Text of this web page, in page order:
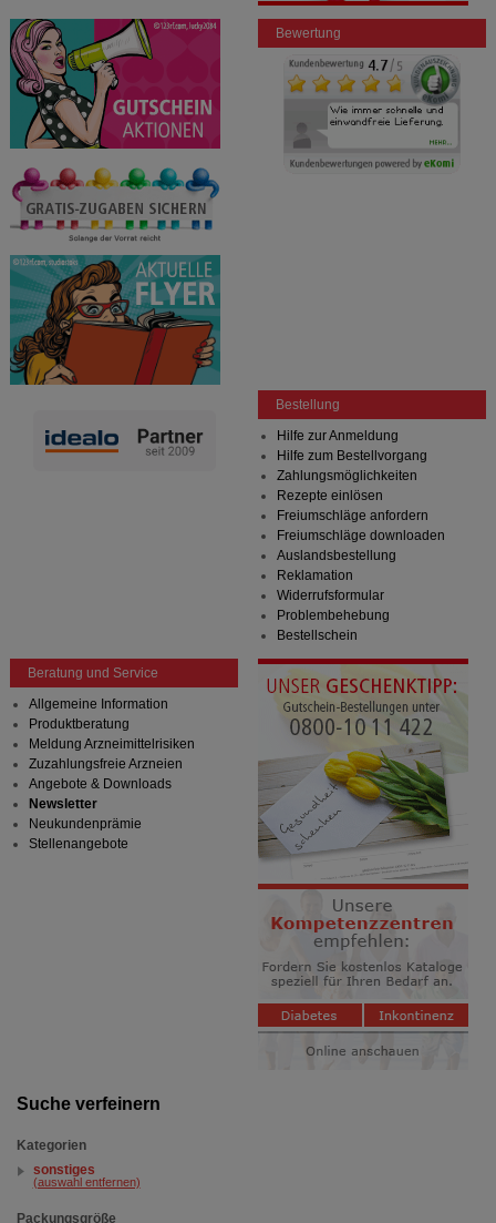
Suche verfeinern
Kategorien
sonstiges
(auswahl entfernen)
Packungsgröße
Bewertung
Bestellung
Hilfe zur Anmeldung
Hilfe zum Bestellvorgang
Zahlungsmöglichkeiten
Rezepte einlösen
Freiumschläge anfordern
Freiumschläge downloaden
Auslandsbestellung
Reklamation
Widerrufsformular
Problembehebung
Bestellschein
Beratung und Service
Allgemeine Information
Produktberatung
Meldung Arzneimittelrisiken
Zuzahlungsfreie Arzneien
Angebote & Downloads
Newsletter
Neukundenprämie
Stellenangebote